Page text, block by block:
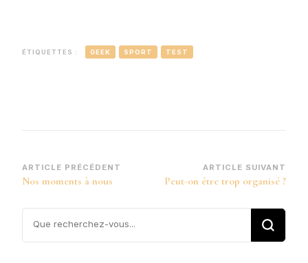
ÉTIQUETTES : GEEK SPORT TEST
Navigation
d’article
ARTICLE PRÉCÉDENT
Nos moments à nous
ARTICLE SUIVANT
Peut-on être trop organisé ?